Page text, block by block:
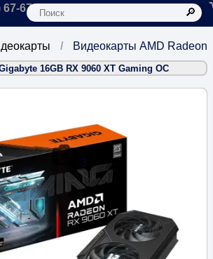
по телефону:
67-666
Видеокарты AMD Radeon
16GB RX 9060 XT Gaming OC
3